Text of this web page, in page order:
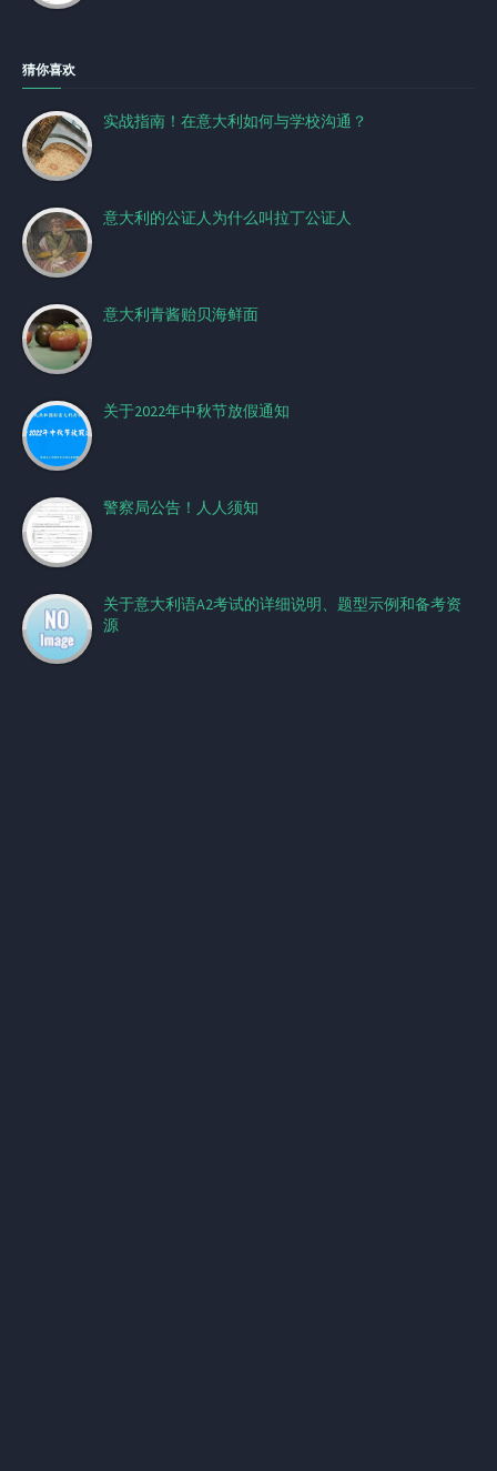
猜你喜欢
实战指南！在意大利如何与学校沟通？
意大利的公证人为什么叫拉丁公证人
意大利青酱贻贝海鲜面
关于2022年中秋节放假通知
警察局公告！人人须知
关于意大利语A2考试的详细说明、题型示例和备考资
源